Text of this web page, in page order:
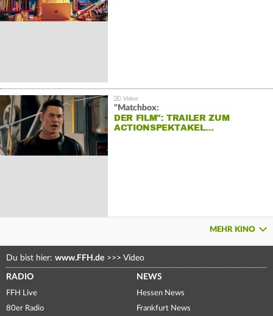
"Matchbox:
DER FILM": TRAILER ZUM
ACTIONSPEKTAKEL…
MEHR KINO
Du bist hier: www.FFH.de >>> Video
RADIO
FFH Live
80er Radio
NEWS
Hessen News
Frankfurt News